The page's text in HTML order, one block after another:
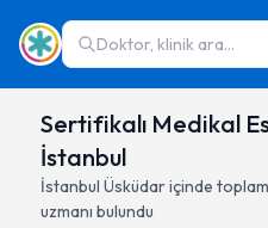
Doktor, klinik ara...
Sertifikalı Medikal
İstanbul
İstanbul Üsküdariçinde toplam
uzmanı bulundu